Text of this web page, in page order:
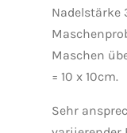
Nadelstärke
Maschen
= 10 x 10cm.
Sehr